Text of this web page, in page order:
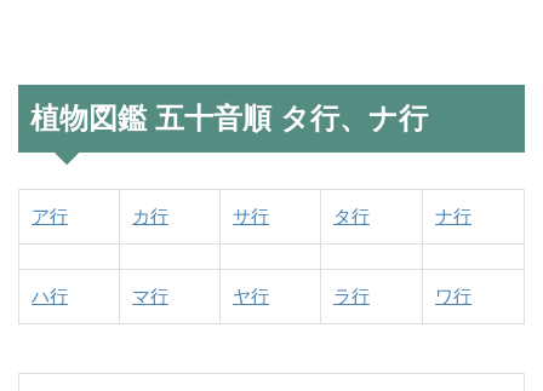
植物図鑑 五十音順 タ行、ナ行
ア行 カ行 サ行 タ行 ナ行
ハ行 マ行 ヤ行 ラ行 ワ行